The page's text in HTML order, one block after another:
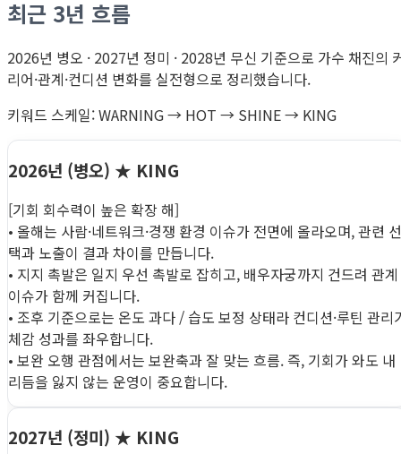
최근 3년 흐름
2026년 병오 · 2027년 정미 · 2028년 무신 기준으로 가수 채진의
리어·관계·컨디션 변화를 실전형으로 정리했습니다.
키워드 스케일: WARNING → HOT → SHINE → KING
2026년 (병오) ★ KING
[기회 회수력이 높은 확장 해]
• 올해는 사람·네트워크·경쟁 환경 이슈가 전면에 올라오며, 관련 선
택과 노출이 결과 차이를 만듭니다.
• 지지 촉발은 일지 우선 촉발로 잡히고, 배우자궁까지 건드려 관계
이슈가 함께 커집니다.
• 조후 기준으로는 온도 과다 / 습도 보정 상태라 컨디션·루틴 관리
체감 성과를 좌우합니다.
• 보완 오행 관점에서는 보완축과 잘 맞는 흐름. 즉, 기회가 와도 내
리듬을 잃지 않는 운영이 중요합니다.
2027년 (정미) ★ KING